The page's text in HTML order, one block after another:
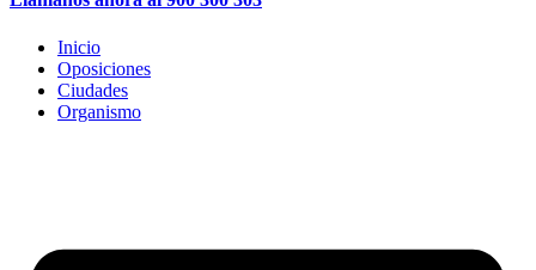
Inicio
Oposiciones
Ciudades
Organismo